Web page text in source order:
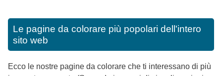
Le pagine da colorare più popolari dell'intero
sito web
Ecco le nostre pagine da colorare che ti interessano di più